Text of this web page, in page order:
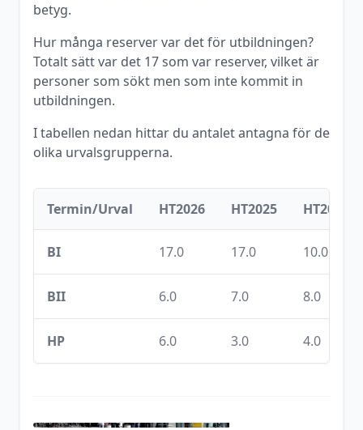
betyg.
Hur många reserver var det för utbildningen?
Totalt sätt var det 17som var reserver, vilket är
personer som sökt men som inte kommit in
utbildningen.
I tabellen nedan hittar du antalet antagna för de
olika urvalsgrupperna.
Termin/Urval HT2026 HT2025 HT2024
BI 17.0 17.0 10.0
BII 6.0 7.0 8.0
HP 6.0 3.0 4.0